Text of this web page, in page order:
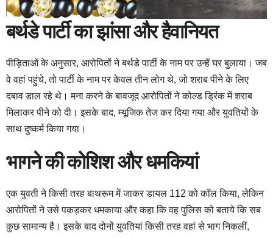
बर्थडे पार्टी का झांसा और हैवानियत
पीड़िताओं के अनुसार, आरोपितों ने बर्थडे पार्टी के नाम पर उन्हें घर बुलाया। जब
वे वहां पहुंचे, तो पार्टी के नाम पर केवल तीन लोग थे, जो शराब पीने के लिए
दबाव डाल रहे थे। मना करने के बावजूद आरोपितों ने कोल्ड ड्रिंक में शराब
मिलाकर पीने को दी। इसके बाद, म्यूजिक तेज कर दिया गया और युवतियों के
साथ दुष्कर्म किया गया।
भागने की कोशिश और धमकियां
एक युवती ने किसी तरह बाथरूम में जाकर डायल 112 को कॉल किया, लेकिन
आरोपितों ने उसे पकड़कर धमकाया और कहा कि वह पुलिस को बताये कि सब
कुछ सामान्य है। इसके बाद दोनों युवतियां किसी तरह वहां से भाग निकलीं,